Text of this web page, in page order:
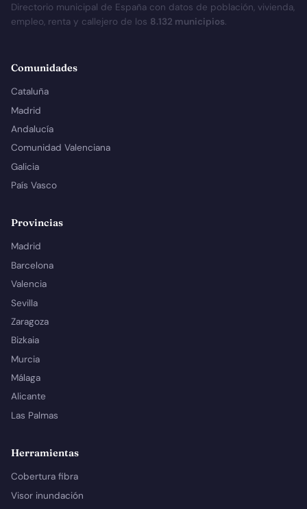
Directorio municipal de España con datos de población, vivienda,
empleo, renta y callejero de los 8.132 municipios.
Comunidades
Cataluña
Madrid
Andalucía
Comunidad Valenciana
Galicia
País Vasco
Provincias
Madrid
Barcelona
Valencia
Sevilla
Zaragoza
Bizkaia
Murcia
Málaga
Alicante
Las Palmas
Herramientas
Cobertura fibra
Visor inundación